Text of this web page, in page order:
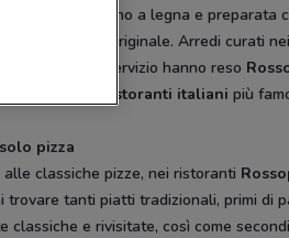
nel forno a legna e preparata
partenopea originale. Arredi curati
e un ottimo servizio hanno reso
ristoranti italiani più
pizza
classiche pizze, nei ristoranti
trovare tanti piatti tradizionali, primi di
classiche e rivisitate, così come